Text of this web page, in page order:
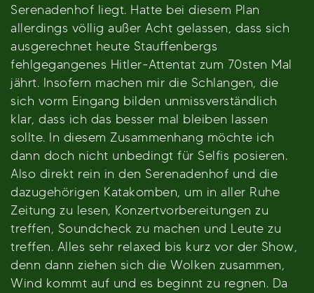
Serenadenhof liegt. Hatte bei diesem Plan
allerdings völlig außer Acht gelassen, dass sich
ausgerechnet heute Stauffenbergs
fehlgegangenes Hitler-Attentat zum 70sten Mal
jährt. Insofern machen mir die Schlangen, die
sich vorm Eingang bilden unmissverständlich
klar, dass ich das besser mal bleiben lassen
sollte. In diesem Zusammenhang möchte ich
dann doch nicht unbedingt für Selfis posieren.
Also direkt rein in den Serenadenhof und die
dazugehörigen Katakomben, um in aller Ruhe
Zeitung zu lesen, Konzertvorbereitungen zu
treffen, Soundcheck zu machen und Leute zu
treffen. Alles sehr relaxed bis kurz vor der Show,
denn dann ziehen sich die Wolken zusammen,
Wind kommt auf und es beginnt zu regnen. Da